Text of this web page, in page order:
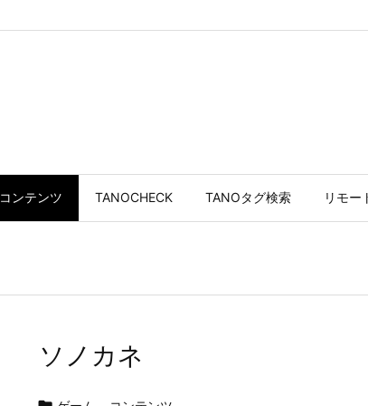
コンテンツ TANOCHECK TANOタグ検索 リモー
ソノカネ